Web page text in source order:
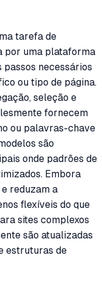
tarefa de
por uma plataforma
passos necessários
ou tipo de página.
seleção e
fornecem
ou palavras-chave
são
onde padrões de
Embora
reduzam a
flexíveis do que
sites complexos
são atualizadas
estruturas de